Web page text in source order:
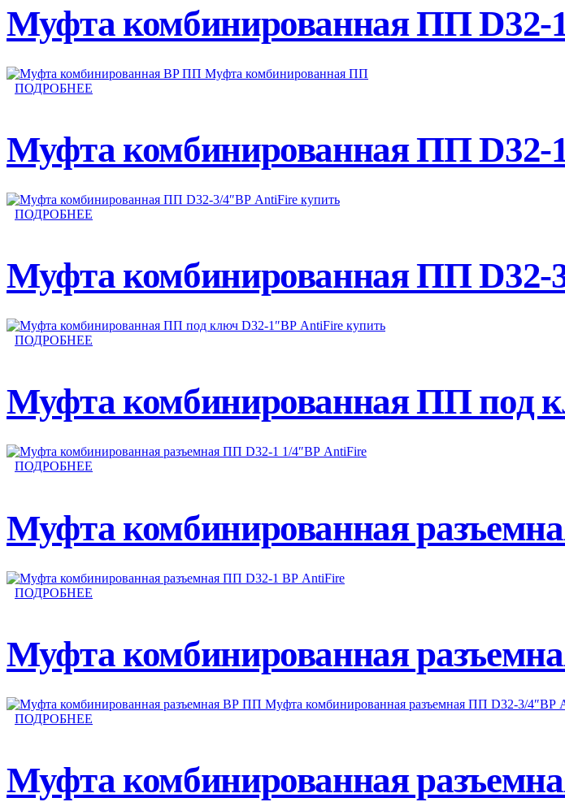
Муфта комбинированная ПП D32-
ПОДРОБНЕЕ
Муфта комбинированная ПП D32-
ПОДРОБНЕЕ
Муфта комбинированная ПП D32-
ПОДРОБНЕЕ
Муфта комбинированная ПП под
ПОДРОБНЕЕ
Муфта комбинированная
ПОДРОБНЕЕ
Муфта комбинированная
ПОДРОБНЕЕ
Муфта комбинированная